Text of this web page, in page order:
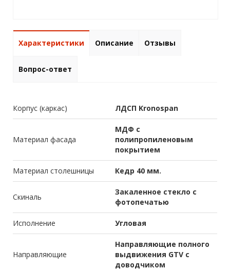
Характеристики Описание Отзывы
Вопрос-ответ
Корпус (каркас) ЛДСП Kronospan
Материал фасада
МДФ с
полипропиленовым
покрытием
Материал столешницы Кедр 40 мм.
Скиналь
Закаленное стекло с
фотопечатью
Исполнение Угловая
Направляющие
Направляющие полного
выдвижения GTV с
доводчиком